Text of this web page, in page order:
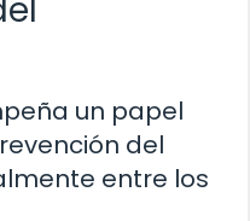
un papel
del
entre los